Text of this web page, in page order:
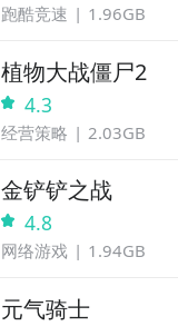
跑酷竞速 1.96GB
植物大战僵尸2
4.3
经营策略 2.03GB
金铲铲之战
4.8
网络游戏 1.94GB
元气骑士